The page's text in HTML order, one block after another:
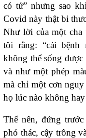
có tử” nhưng sao
Covid này thật bi
Như lời của một cha
tôi rằng: “cái
không thể sống
và như một phép
mà chỉ một cơn
họ lúc nào không
Thế nên, đứng
phó thác, cậy trông